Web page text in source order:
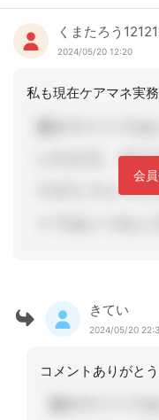
くまたろう
2024/05/20 12:20
会
きてい
2024/05/20